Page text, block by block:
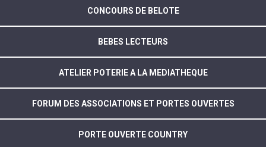
CONCOURS DE BELOTE
BEBES LECTEURS
ATELIER POTERIE A LA MEDIATHEQUE
FORUM DES ASSOCIATIONS ET PORTES OUVERTES
PORTE OUVERTE COUNTRY